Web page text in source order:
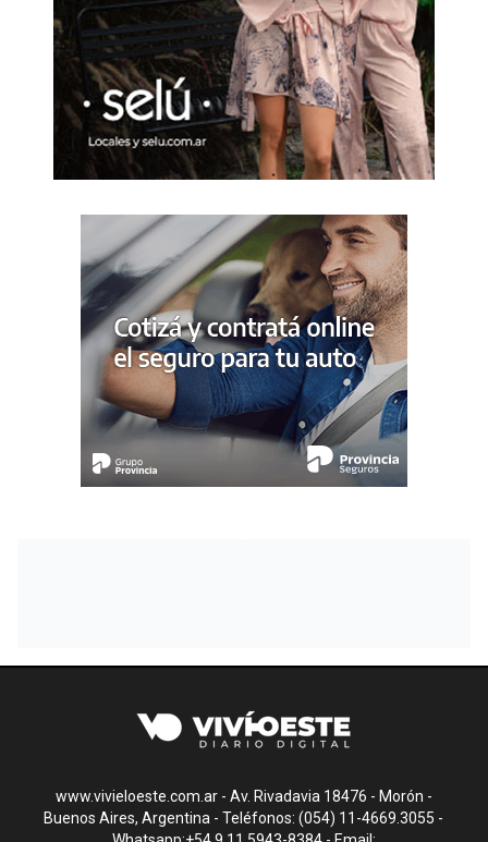
www.vivieloeste.com.ar - Av. Rivadavia 18476 - Morón -
Buenos Aires, Argentina - Teléfonos: (054) 11-4669.3055 -